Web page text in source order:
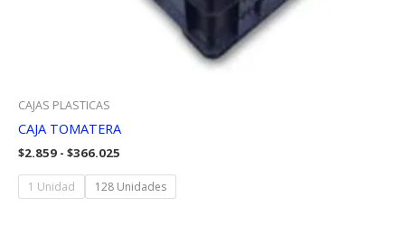
CAJAS PLASTICAS
CAJA TOMATERA
$2.859 - $366.025
precios:
desde
1 Unidad 128 Unidades